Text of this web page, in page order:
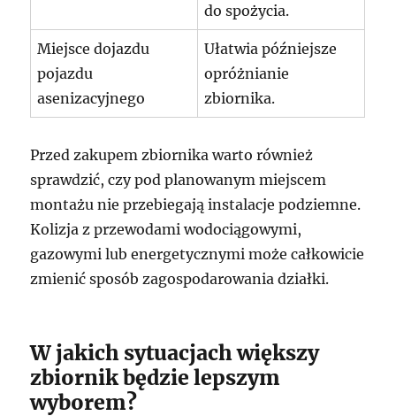
do spożycia.
Miejsce dojazdu
pojazdu
asenizacyjnego
Ułatwia późniejsze
opróżnianie
zbiornika.
Przed zakupem zbiornika warto również
sprawdzić, czy pod planowanym miejscem
montażu nie przebiegają instalacje podziemne.
Kolizja z przewodami wodociągowymi,
gazowymi lub energetycznymi może całkowicie
zmienić sposób zagospodarowania działki.
W jakich sytuacjach większy
zbiornik będzie lepszym
wyborem?